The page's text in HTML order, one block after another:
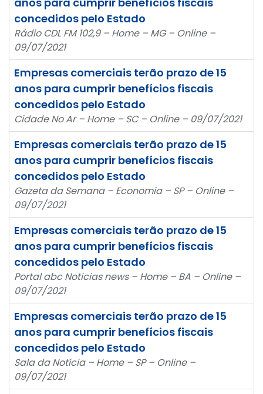
concedidos pelo Estado
Rádio CDL FM 102,9 – Home – MG – Online –
09/07/2021
Empresas comerciais terão prazo de 15
anos para cumprir benefícios fiscais
concedidos pelo Estado
Cidade No Ar – Home – SC – Online – 09/07/2021
Empresas comerciais terão prazo de 15
anos para cumprir benefícios fiscais
concedidos pelo Estado
Gazeta da Semana – Economia – SP – Online –
09/07/2021
Empresas comerciais terão prazo de 15
anos para cumprir benefícios fiscais
concedidos pelo Estado
Portal abc Noticias news – Home – BA – Online –
09/07/2021
Empresas comerciais terão prazo de 15
anos para cumprir benefícios fiscais
concedidos pelo Estado
Sala da Notícia – Home – SP – Online –
09/07/2021